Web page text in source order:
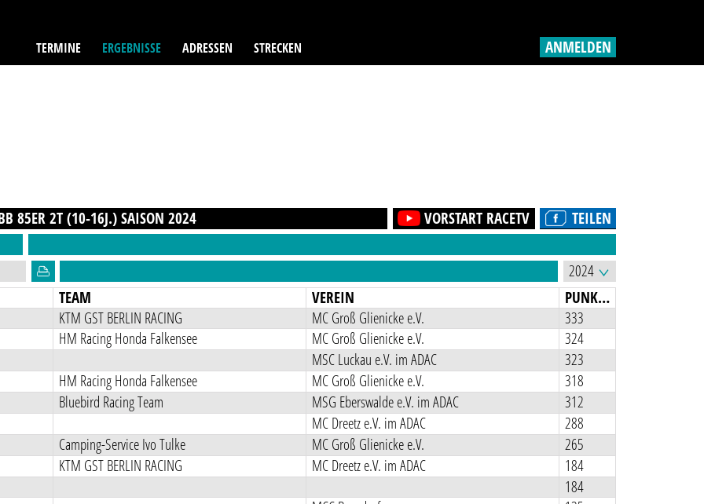
TERMINE ERGEBNISSE ADRESSEN STRECKEN ANMELDEN
85ER 2T (10-16J.)SAISON2024 TEILEN
VORSTART RACETV
TEAM VEREIN
PUNKTE
KTM GST BERLIN RACING
MC Groß Glienicke e.V.
333
HM Racing Honda Falkensee
MC Groß Glienicke e.V.
324
MSC Luckau e.V. im ADAC
323
HM Racing Honda Falkensee
MC Groß Glienicke e.V.
318
Bluebird Racing Team
MSG Eberswalde e.V. im ADAC
312
MC Dreetz e.V. im ADAC
288
Camping-Service Ivo Tulke
MC Groß Glienicke e.V.
265
KTM GST BERLIN RACING
MC Dreetz e.V. im ADAC
184
184